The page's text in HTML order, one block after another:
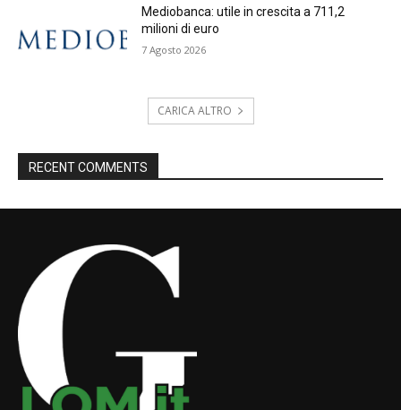
Mediobanca: utile in crescita a 711,2
milioni di euro
7 Agosto 2026
CARICA ALTRO
RECENT COMMENTS